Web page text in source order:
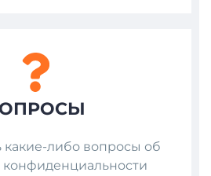
какие-либо вопросы об
конфиденциальности